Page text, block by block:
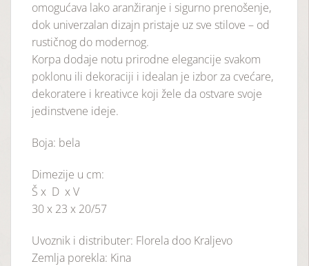
omogućava lako aranžiranje i sigurno prenošenje,
dok univerzalan dizajn pristaje uz sve stilove – od
rustičnog do modernog.
Korpa dodaje notu prirodne elegancije svakom
poklonu ili dekoraciji i idealan je izbor za cvećare,
dekoratere i kreativce koji žele da ostvare svoje
jedinstvene ideje.
Boja: bela
Dimezije u cm:
Š x D x V
30 x 23 x 20/57
Uvoznik i distributer: Florela doo Kraljevo
Zemlja porekla: Kina